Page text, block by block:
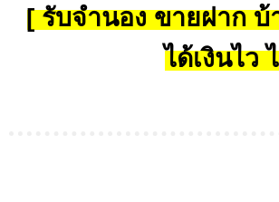
[ รับจำนอง ขายฝาก บ้
ได้เงินไว